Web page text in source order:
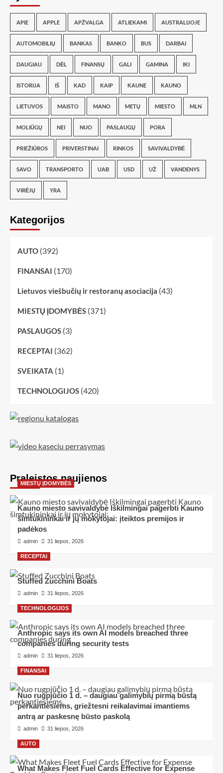
APIE APPLE APŽVALGA ATLIEKAMI AUSTRALIJOJE
AUTOMOBILIŲ BANKAS BANKO BUS DARBAI
DAUGIAU DĖL FINANSŲ GALI GAMINA IKI
ISTORIJA IŠ KAD KAIP KAUNE KAUNO
LIETUVOS MAISTO MANO METŲ MIESTO MLN
MOLIŪGŲ NEI NUO PASLAUGŲ PORA
PRIEŽIŪROS PRIVERSTINAI RINKOS SAVIVALDYBĖ
SAVO TRANSPORTO UAB USD UŽ VANDENYS
VIRĖJŲ YRA
Kategorijos
AUTO (392)
FINANSAI (170)
Lietuvos viešbučių ir restoranų asociacija (43)
MIESTŲ ĮDOMYBĖS (371)
PASLAUGOS (3)
RECEPTAI (362)
SVEIKATA (1)
TECHNOLOGIJOS (420)
Praleistos naujienos
MIESTŲ ĮDOMYBĖS
Kauno miesto savivaldybė Iškilmingai pagerbti Kauno
šimtukininkai ir jų mokytojai: įteiktos premijos ir
padėkos
admin 31 liepos, 2026
RECEPTAI
Stuffed Zucchini Boats
admin 31 liepos, 2026
TECHNOLOGIJOS
Anthropic says its own AI models breached three
companies during security tests
admin 31 liepos, 2026
FINANSAI
Nuo rugpjūčio 1 d. – daugiau galimybių pirmą būstą
perkantiesiems, griežtesni reikalavimai imantiems
antrą ar paskesnę būsto paskolą
admin 31 liepos, 2026
AUTO
What Makes Fleet Fuel Cards Effective for Expense